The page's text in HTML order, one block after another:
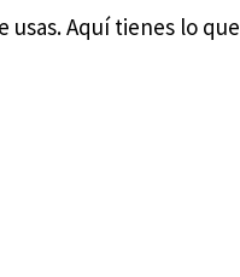
Aquí tienes lo que